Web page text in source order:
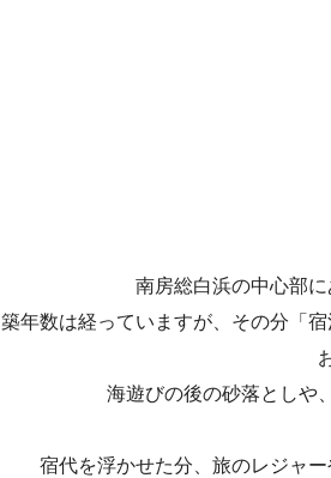
南房総白浜の中心部
築年数は経っていますが、その分「
海遊びの後の砂落としや
宿代を浮かせた分、旅のレジャ